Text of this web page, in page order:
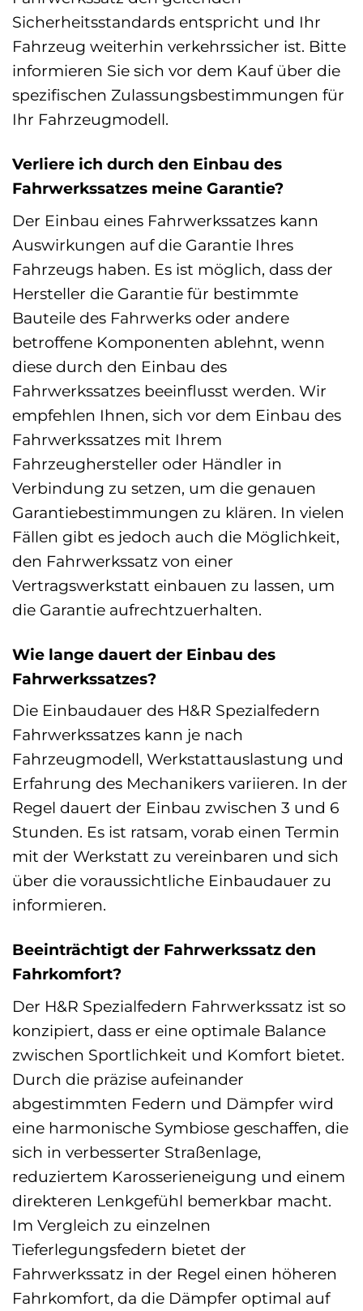
Sicherheitsstandards entspricht und Ihr
Fahrzeug weiterhin verkehrssicher ist. Bitte
informieren Sie sich vor dem Kauf über die
spezifischen Zulassungsbestimmungen für
Ihr Fahrzeugmodell.
Verliere ich durch den Einbau des
Fahrwerkssatzes meine Garantie?
Der Einbau eines Fahrwerkssatzes kann
Auswirkungen auf die Garantie Ihres
Fahrzeugs haben. Es ist möglich, dass der
Hersteller die Garantie für bestimmte
Bauteile des Fahrwerks oder andere
betroffene Komponenten ablehnt, wenn
diese durch den Einbau des
Fahrwerkssatzes beeinflusst werden. Wir
empfehlen Ihnen, sich vor dem Einbau des
Fahrwerkssatzes mit Ihrem
Fahrzeughersteller oder Händler in
Verbindung zu setzen, um die genauen
Garantiebestimmungen zu klären. In vielen
Fällen gibt es jedoch auch die Möglichkeit,
den Fahrwerkssatz von einer
Vertragswerkstatt einbauen zu lassen, um
die Garantie aufrechtzuerhalten.
Wie lange dauert der Einbau des
Fahrwerkssatzes?
Die Einbaudauer des H&R Spezialfedern
Fahrwerkssatzes kann je nach
Fahrzeugmodell, Werkstattauslastung und
Erfahrung des Mechanikers variieren. In der
Regel dauert der Einbau zwischen 3 und 6
Stunden. Es ist ratsam, vorab einen Termin
mit der Werkstatt zu vereinbaren und sich
über die voraussichtliche Einbaudauer zu
informieren.
Beeinträchtigt der Fahrwerkssatz den
Fahrkomfort?
Der H&R Spezialfedern Fahrwerkssatz ist so
konzipiert, dass er eine optimale Balance
zwischen Sportlichkeit und Komfort bietet.
Durch die präzise aufeinander
abgestimmten Federn und Dämpfer wird
eine harmonische Symbiose geschaffen, die
sich in verbesserter Straßenlage,
reduziertem Karosserieneigung und einem
direkteren Lenkgefühl bemerkbar macht.
Im Vergleich zu einzelnen
Tieferlegungsfedern bietet der
Fahrwerkssatz in der Regel einen höheren
Fahrkomfort, da die Dämpfer optimal auf